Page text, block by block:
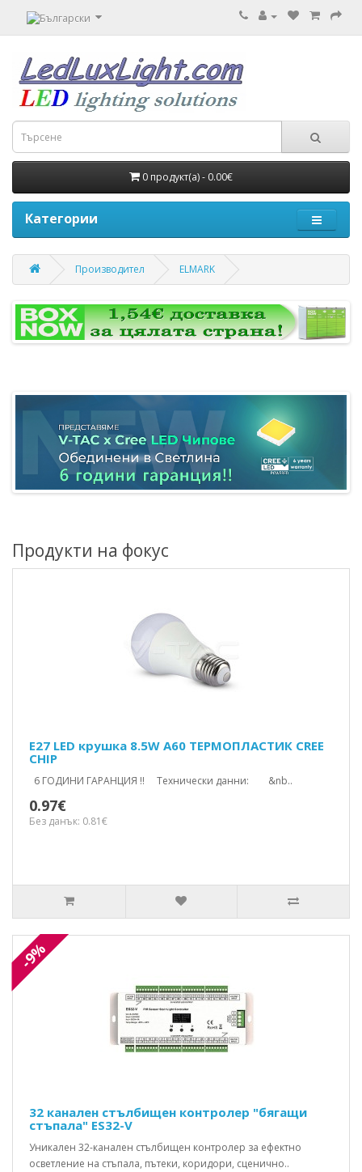
0 продукт(а) - 0.00€
Категории
Производител ELMARK
Продукти на фокус
E27 LED крушка 8.5W A60 ТЕРМОПЛАСТИК CREE
CHIP
6 ГОДИНИ ГАРАНЦИЯ !! Технически данни: &nb..
0.97€
Без данък: 0.81€
-9%
32 канален стълбищен контролер "бягащи
стъпала" ES32-V
Уникален 32-канален стълбищен контролер за ефектно
осветление на стъпала, пътеки, коридори, сценично..